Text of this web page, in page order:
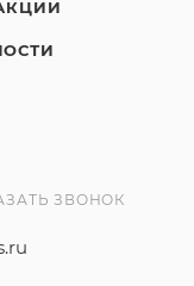
ЗВОНОК